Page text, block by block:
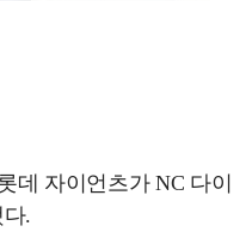
데 자이언츠가 NC 다이
.